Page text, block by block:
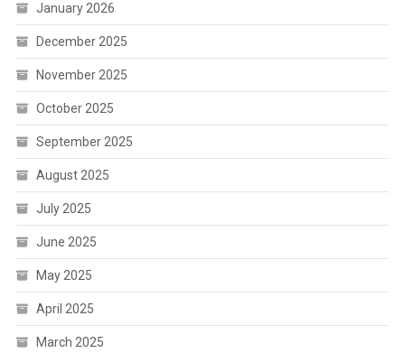
January 2026
December 2025
November 2025
October 2025
September 2025
August 2025
July 2025
June 2025
May 2025
April 2025
March 2025